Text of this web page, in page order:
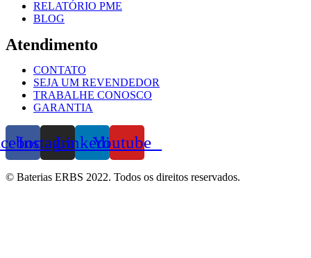
RELATÓRIO PME
BLOG
Atendimento
CONTATO
SEJA UM REVENDEDOR
TRABALHE CONOSCO
GARANTIA
InstagramLinkedinYoutube
© Baterias ERBS 2022. Todos os direitos reservados.